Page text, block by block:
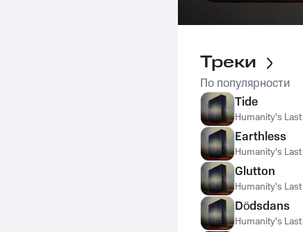
Треки
По популярности
Tide
Humanity's
Earthless
Humanity's
Glutton
Humanity's
Dödsdans
Humanity's